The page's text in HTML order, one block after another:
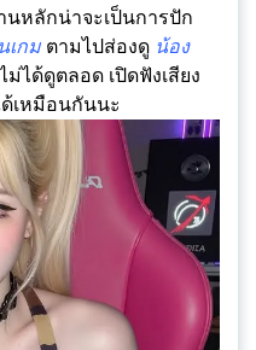
นหลักน่าจะเป็นการปัก
เกม ตามไปส่องดู น้อง
ได้ดูตลอด เปิดฟังเสียง
เหมือนกันนะ